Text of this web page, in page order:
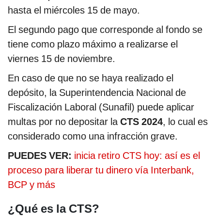
hasta el miércoles 15 de mayo.
El segundo pago que corresponde al fondo se
tiene como plazo máximo a realizarse el
viernes 15 de noviembre.
En caso de que no se haya realizado el
depósito, la Superintendencia Nacional de
Fiscalización Laboral (Sunafil) puede aplicar
multas por no depositar laCTS 2024, lo cual es
considerado como una infracción grave.
PUEDES VER: inicia retiro CTS hoy: así es el
proceso para liberar tu dinero vía Interbank,
BCP y más
¿Qué es la CTS?